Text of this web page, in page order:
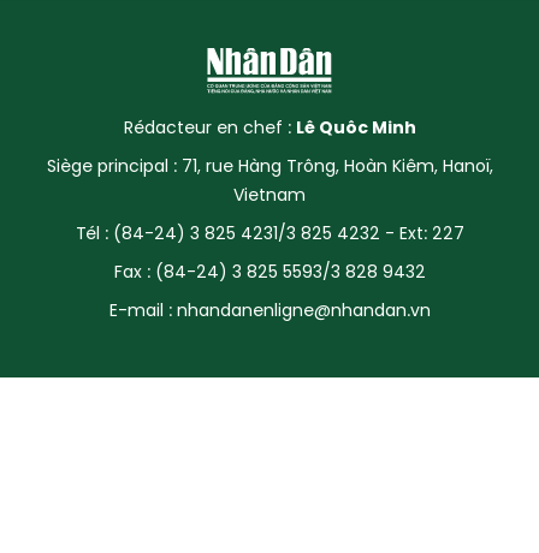
SPORT
FRANCOPHONIE
PAYS NATAL
INTERNATIONAL
MÉGASTORIE
Rédacteur en chef : Lê Quôc Minh
Siège principal : 71, rue Hàng Trông, Hoàn Kiêm, Hanoï,
Vietnam
Tél : (84-24) 3 825 4231/3 825 4232 - Ext: 227
Fax : (84-24) 3 825 5593/3 828 9432
E-mail : nhandanenligne@nhandan.vn